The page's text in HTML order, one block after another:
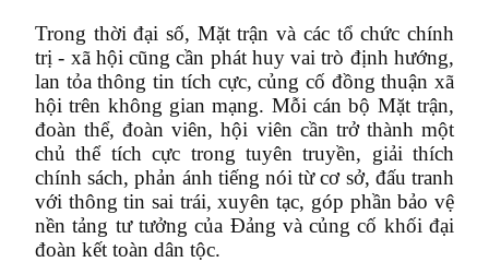
Trong thời đại số, Mặt trận và các tổ chức chính
trị - xã hội cũng cần phát huy vai trò định hướng,
lan tỏa thông tin tích cực, củng cố đồng thuận xã
hội trên không gian mạng. Mỗi cán bộ Mặt trận,
đoàn thể, đoàn viên, hội viên cần trở thành một
chủ thể tích cực trong tuyên truyền, giải thích
chính sách, phản ánh tiếng nói từ cơ sở, đấu tranh
với thông tin sai trái, xuyên tạc, góp phần bảo vệ
nền tảng tư tưởng của Đảng và củng cố khối đại
đoàn kết toàn dân tộc.